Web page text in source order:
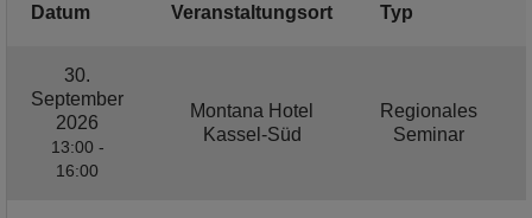
Datum Veranstaltungsort Typ
30.
September
2026
13:00 -
16:00
Montana Hotel
Kassel-Süd
Regionales
Seminar